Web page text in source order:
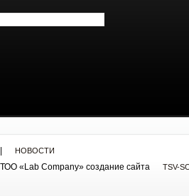
НОВОСТИ
«Lab Company» cоздание сайта TSV-